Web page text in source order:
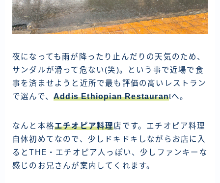
夜になっても雨が降ったり止んだりの天気のため、
サンダルが滑って危ない(笑)。という事で近場で食
事を済ませようと近所で最も評価の高いレストラン
で選んで、 Addis Ethiopian Restaurantへ。
なんと本格エチオピア料理店です。エチオピア料理
自体初めてなので、少しドキドキしながらお店に入
るとTHE・エチオピア人っぽい、少しファンキーな
感じのお兄さんが案内してくれます。